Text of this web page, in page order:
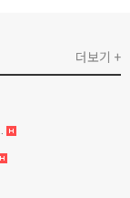
더보기 +